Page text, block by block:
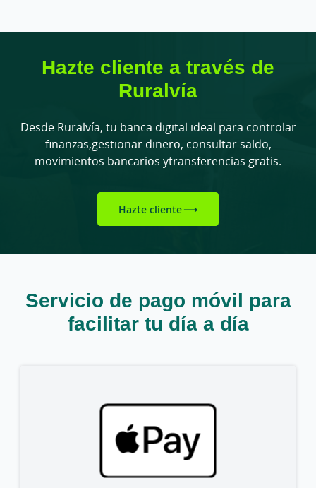
Hazte cliente a través de
Ruralvía
Desde Ruralvía, tu banca digital ideal para controlar
finanzas,gestionar dinero, consultar saldo,
movimientos bancarios ytransferencias gratis.
Hazte cliente
Servicio de pago móvil para
facilitar tu día a día